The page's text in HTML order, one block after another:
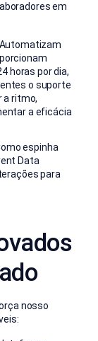
em
Automatizam
horas por dia,
o suporte
a ritmo,
a eficácia
espinha
Data
para
nosso